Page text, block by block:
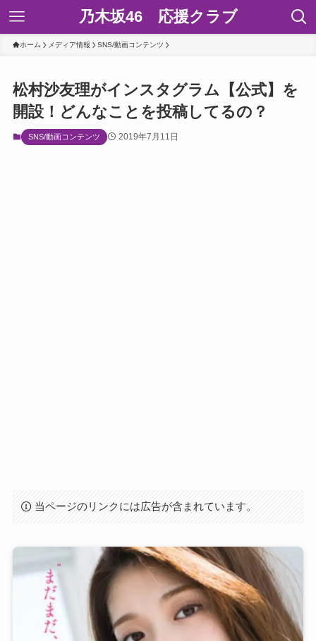
乃木坂46 応援クラブ
ホーム メディア情報 SNS/動画コンテンツ
松村沙友理がインスタグラム【公式】を
開設！どんなことを投稿してるの？
SNS/動画コンテンツ 2019年7月11日
当ページのリンクには広告が含まれています。